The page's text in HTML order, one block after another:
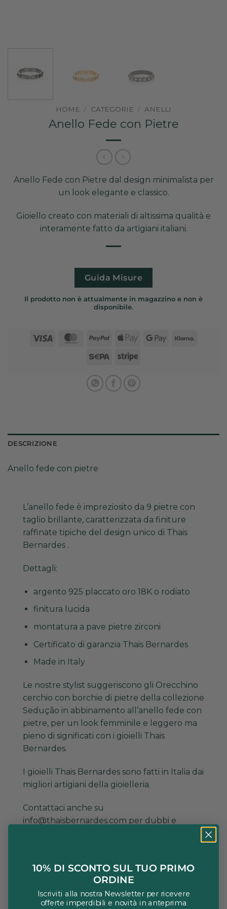
HOME / CATEGORIE / ANELLI
Anello Fede con Pietre
Anello Fede con Pietre dal design minimalista per
un look elegante e classico.
Gioiello creato con materiali di altissima qualità e
interamente fatto da artigiani italiani.
Guida Misure
Il prodotto non è attualmente in magazzino e non è
disponibile.
Visa MasterCard
PayPalApple Google
Sepa
Stripe
DESCRIZIONE
Anello fede con pietre
L’anello fede è impreziosito da 9 pietre con
taglio brillante, caratterizzata da finiture
raffinate tipiche del design unico di Thais
Bernardes .
Dettagli:
argento 925 placcato oro 18K o rodiato
finitura lucida
montatura a pave pietre zirconi
Certificato di garanzia Thais Bernardes
Made in Italy
Le nostre stylist suggeriscono gli Orecchino
cerchio con borchie di pietre della collezione
Sedução in abbinamento all’anello fede con
pietre, per un look femminile e leggero ma
pieno di significati con i gioielli Thais
Bernardes.
I gioielli Thais Bernardes sono fatti in Italia dai
migliori artigiani della gioielleria.
Contattaci anche su
info@thaisbernardes.com per dubbi e
brand di gioielli che in poco tempo è riuscito
a conquistare l’attenzione e
l’apprezzamento di clienti e negozi
prestigiosi grazie alla qualità dei materiali
10% DI SCONTO SUL TUO PRIMO
ORDINE
Iscriviti alla nostra Newsletter per ricevere
offerte imperdibili e novità in anteprima